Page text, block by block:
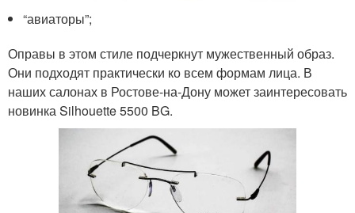
“авиаторы”;
Оправы в этом стиле подчеркнут мужественный образ.
Они подходят практически ко всем формам лица. В
наших салонах в Ростове-на-Дону может заинтересовать
новинка Silhouette 5500 BG.